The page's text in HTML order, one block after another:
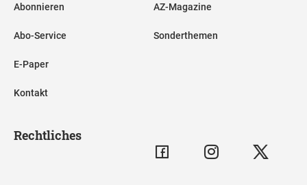
Abonnieren
Abo-Service
E-Paper
Kontakt
AZ-Magazine
Sonderthemen
Rechtliches